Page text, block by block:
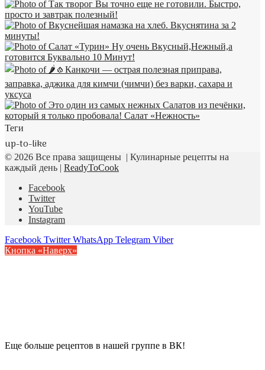
Теги
up-to-like
© 2026 Все права защищены | Кулинарные рецепты на
каждый день | ReadyToCook
Facebook
Twitter
YouTube
Instagram
Facebook Twitter WhatsApp Telegram Viber
Кнопка «Наверх»
Еще больше рецептов в нашей группе в ВК!